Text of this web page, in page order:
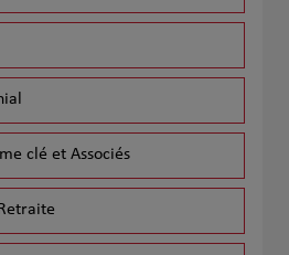
clé et Associés